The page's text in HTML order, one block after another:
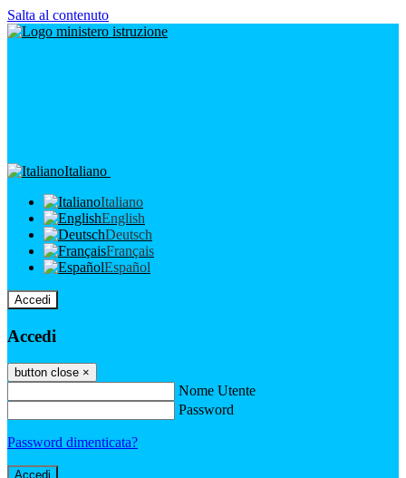
Salta al contenuto
Italiano
Italiano
English
Deutsch
Français
Español
Accedi
Accedi
button close ×
Nome Utente
Password
Password dimenticata?